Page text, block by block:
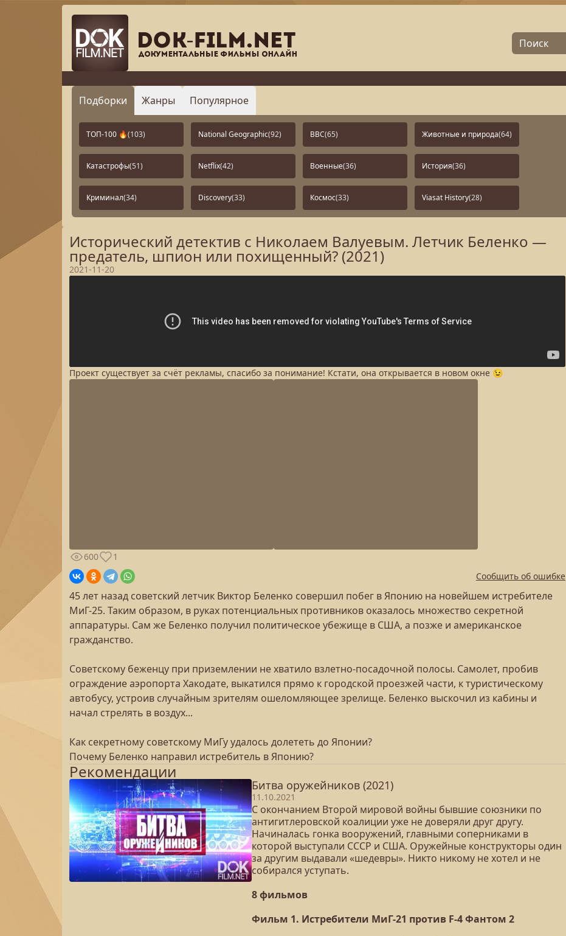
Подборки Жанры Популярное
ТОП-100 🔥(103) National Geographic(92) BBC(65) Животные и природа(64)
Катастрофы(51) Netflix(42) Военные(36) История(36)
Криминал(34) Discovery(33) Космос(33) Viasat History(28)
Исторический детектив с Николаем Валуевым. Летчик Беленко —
предатель, шпион или похищенный? (2021)
2021-11-20
Проект существует за счёт рекламы, спасибо за понимание! Кстати, она открывается в новом окне 😉
600
1
Сообщить об ошибке
45 лет назад советский летчик Виктор Беленко совершил побег в Японию на новейшем истребителе
МиГ-25. Таким образом, в руках потенциальных противников оказалось множество секретной
аппаратуры. Сам же Беленко получил политическое убежище в США, а позже и американское
гражданство.
Советскому беженцу при приземлении не хватило взлетно-посадочной полосы. Самолет, пробив
ограждение аэропорта Хакодате, выкатился прямо к городской проезжей части, к туристическому
автобусу, устроив случайным зрителям ошеломляющее зрелище. Беленко выскочил из кабины и
начал стрелять в воздух...
Как секретному советскому МиГу удалось долететь до Японии?
Почему Беленко направил истребитель в Японию?
Рекомендации
Битва оружейников (2021)
11.10.2021
С окончанием Второй мировой войны бывшие союзники по
антигитлеровской коалиции уже не доверяли друг другу.
Начиналась гонка вооружений, главными соперниками в
которой выступали СССР и США. Оружейные конструкторы один
за другим выдавали «шедевры». Никто никому не хотел и не
собирался уступать.
8 фильмов
Фильм 1. Истребители МиГ-21 против F-4 Фантом 2